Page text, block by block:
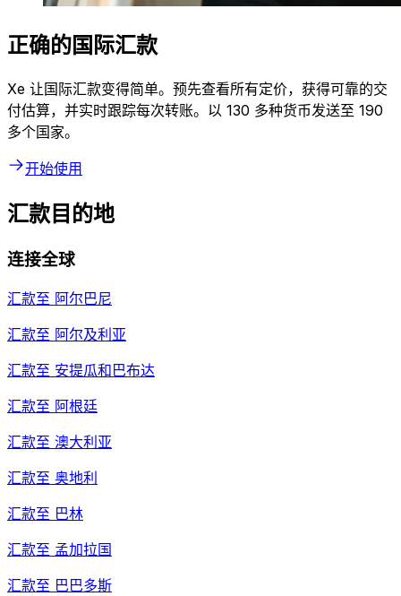
正确的国际汇款
Xe 让国际汇款变得简单。预先查看所有定价，获得可靠的交
付估算，并实时跟踪每次转账。以 130 多种货币发送至 190
多个国家。
开始使用
汇款目的地
连接全球
汇款至 阿尔巴尼
汇款至 阿尔及利亚
汇款至 安提瓜和巴布达
汇款至 阿根廷
汇款至 澳大利亚
汇款至 奥地利
汇款至 巴林
汇款至 孟加拉国
汇款至 巴巴多斯